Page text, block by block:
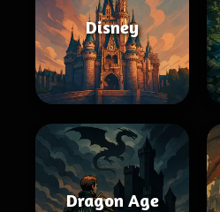
Disney
Dragon Age